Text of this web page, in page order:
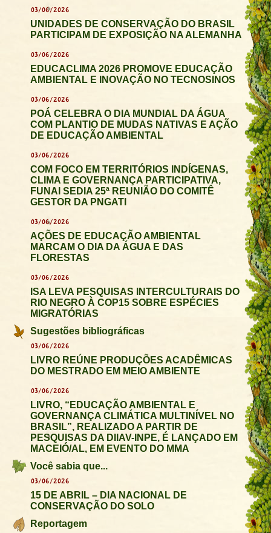
03/06/2026
UNIDADES DE CONSERVAÇÃO DO BRASIL
PARTICIPAM DE EXPOSIÇÃO NA ALEMANHA
03/06/2026
EDUCACLIMA 2026 PROMOVE EDUCAÇÃO
AMBIENTAL E INOVAÇÃO NO TECNOSINOS
03/06/2026
POÁ CELEBRA O DIA MUNDIAL DA ÁGUA
COM PLANTIO DE MUDAS NATIVAS E AÇÃO
DE EDUCAÇÃO AMBIENTAL
03/06/2026
COM FOCO EM TERRITÓRIOS INDÍGENAS,
CLIMA E GOVERNANÇA PARTICIPATIVA,
FUNAI SEDIA 25ª REUNIÃO DO COMITÊ
GESTOR DA PNGATI
03/06/2026
AÇÕES DE EDUCAÇÃO AMBIENTAL
MARCAM O DIA DA ÁGUA E DAS
FLORESTAS
03/06/2026
ISA LEVA PESQUISAS INTERCULTURAIS DO
RIO NEGRO À COP15 SOBRE ESPÉCIES
MIGRATÓRIAS
Sugestões bibliográficas
03/06/2026
LIVRO REÚNE PRODUÇÕES ACADÊMICAS
DO MESTRADO EM MEIO AMBIENTE
03/06/2026
LIVRO, “EDUCAÇÃO AMBIENTAL E
GOVERNANÇA CLIMÁTICA MULTINÍVEL NO
BRASIL”, REALIZADO A PARTIR DE
PESQUISAS DA DIIAV-INPE, É LANÇADO EM
MACEIÓ/AL, EM EVENTO DO MMA
Você sabia que...
03/06/2026
15 DE ABRIL – DIA NACIONAL DE
CONSERVAÇÃO DO SOLO
Reportagem